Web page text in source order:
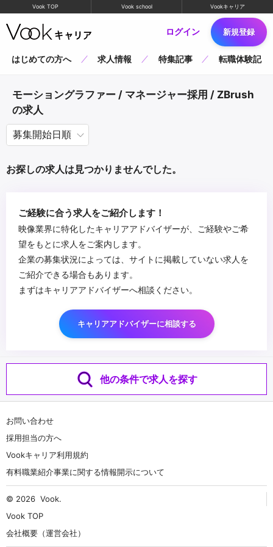
Vook TOP Vook school Vookキャリア
ログイン 新規登録
はじめての方へ 求人情報 特集記事 転職体験記
モーショングラファー / マネージャー採用 / ZBrush
の求人
お探しの求人は見つかりませんでした。
ご経験に合う求人をご紹介します！
映像業界に特化したキャリアアドバイザーが、ご経験やご希
望をもとに求人をご案内します。
企業の募集状況によっては、サイトに掲載していない求人を
ご紹介できる場合もあります。
まずはキャリアアドバイザーへ相談ください。
キャリアアドバイザーに相談する
他の条件で求人を探す
お問い合わせ
採用担当の方へ
Vookキャリア利用規約
有料職業紹介事業に関する情報開示について
© 2026 Vook.
Vook TOP
会社概要（運営会社）